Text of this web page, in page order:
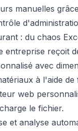
manuelles
: du chaos
entreprise reçoit
avec
à l'aide
web
le fichier.
et analyse